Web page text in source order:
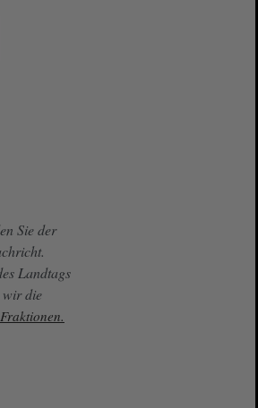
Sie der
Landtags
wir die